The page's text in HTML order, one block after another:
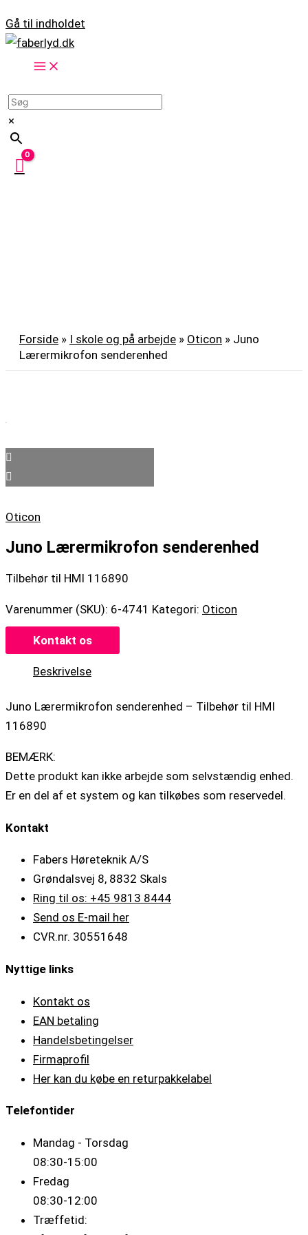
Gå til indholdet
×
Forside » I skole og på arbejde » Oticon » Juno
Lærermikrofon senderenhed
Oticon
Juno Lærermikrofon senderenhed
Tilbehør til HMI 116890
Varenummer (SKU): 6-4741 Kategori: Oticon
Kontakt os
Beskrivelse
Juno Lærermikrofon senderenhed – Tilbehør til HMI
116890
BEMÆRK:
Dette produkt kan ikke arbejde som selvstændig enhed.
Er en del af et system og kan tilkøbes som reservedel.
Kontakt
Fabers Høreteknik A/S
Grøndalsvej 8, 8832 Skals
Ring til os: +45 9813 8444
Send os E-mail her
CVR.nr. 30551648
Nyttige links
Kontakt os
EAN betaling
Handelsbetingelser
Firmaprofil
Her kan du købe en returpakkelabel
Telefontider
Mandag - Torsdag
08:30-15:00
Fredag
08:30-12:00
Træffetid: